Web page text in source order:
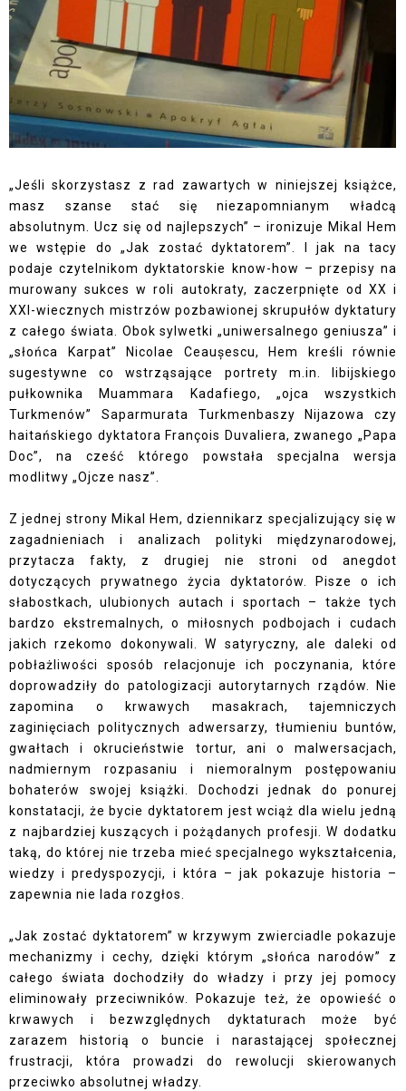
„Jeśli skorzystasz z rad zawartych w niniejszej książce,
masz szanse stać się niezapomnianym władcą
absolutnym. Ucz się od najlepszych” – ironizuje Mikal Hem
we wstępie do „Jak zostać dyktatorem”. I jak na tacy
podaje czytelnikom dyktatorskie know-how – przepisy na
murowany sukces w roli autokraty, zaczerpnięte od XX i
XXI-wiecznych mistrzów pozbawionej skrupułów dyktatury
z całego świata. Obok sylwetki „uniwersalnego geniusza” i
„słońca Karpat” Nicolae Ceaușescu, Hem kreśli równie
sugestywne co wstrząsające portrety m.in. libijskiego
pułkownika Muammara Kadafiego, „ojca wszystkich
Turkmenów” Saparmurata Turkmenbaszy Nijazowa czy
haitańskiego dyktatora François Duvaliera, zwanego „Papa
Doc”, na cześć którego powstała specjalna wersja
modlitwy „Ojcze nasz”.
Z jednej strony Mikal Hem, dziennikarz specjalizujący się w
zagadnieniach i analizach polityki międzynarodowej,
przytacza fakty, z drugiej nie stroni od anegdot
dotyczących prywatnego życia dyktatorów. Pisze o ich
słabostkach, ulubionych autach i sportach – także tych
bardzo ekstremalnych, o miłosnych podbojach i cudach
jakich rzekomo dokonywali. W satyryczny, ale daleki od
pobłażliwości sposób relacjonuje ich poczynania, które
doprowadziły do patologizacji autorytarnych rządów. Nie
zapomina o krwawych masakrach, tajemniczych
zaginięciach politycznych adwersarzy, tłumieniu buntów,
gwałtach i okrucieństwie tortur, ani o malwersacjach,
nadmiernym rozpasaniu i niemoralnym postępowaniu
bohaterów swojej książki. Dochodzi jednak do ponurej
konstatacji, że bycie dyktatorem jest wciąż dla wielu jedną
z najbardziej kuszących i pożądanych profesji. W dodatku
taką, do której nie trzeba mieć specjalnego wykształcenia,
wiedzy i predyspozycji, i która – jak pokazuje historia –
zapewnia nie lada rozgłos.
„Jak zostać dyktatorem” w krzywym zwierciadle pokazuje
mechanizmy i cechy, dzięki którym „słońca narodów” z
całego świata dochodziły do władzy i przy jej pomocy
eliminowały przeciwników. Pokazuje też, że opowieść o
krwawych i bezwzględnych dyktaturach może być
zarazem historią o buncie i narastającej społecznej
frustracji, która prowadzi do rewolucji skierowanych
przeciwko absolutnej władzy.